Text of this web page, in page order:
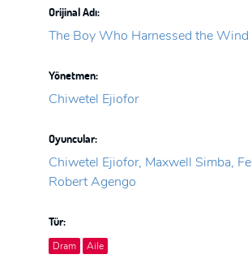
Orijinal Adı:
The Boy Who Harnessed the Wind
Yönetmen:
Chiwetel Ejiofor
Oyuncular:
Chiwetel Ejiofor, Maxwell Simba,
Robert Agengo
Tür:
Dram Aile